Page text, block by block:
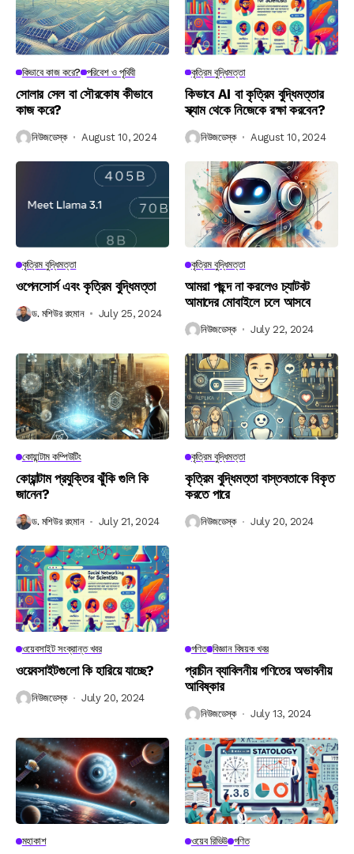
কিভাবে কাজ করে? পরিবেশ ও পৃথিবী
সোলার সেল বা সৌরকোষ কীভাবে
কাজ করে?
নিউজডেস্ক August 10, 2024
কৃত্রিম বুদ্ধিমত্তা
কিভাবে AI বা কৃত্রিম বুদ্ধিমত্তার
স্ক্যাম থেকে নিজেকে রক্ষা করবেন?
নিউজডেস্ক August 10, 2024
কৃত্রিম বুদ্ধিমত্তা
ওপেনসোর্স এবং কৃত্রিম বুদ্ধিমত্তা
ড. মশিউর রহমান July 25, 2024
কৃত্রিম বুদ্ধিমত্তা
আমরা পছন্দ না করলেও চ্যাটবট
আমাদের মোবাইলে চলে আসবে
নিউজডেস্ক July 22, 2024
কোয়ান্টাম কম্পিউটিং
কোয়ান্টাম প্রযুক্তির ঝুঁকি গুলি কি
জানেন?
ড. মশিউর রহমান July 21, 2024
কৃত্রিম বুদ্ধিমত্তা
কৃত্রিম বুদ্ধিমত্তা বাস্তবতাকে বিকৃত
করতে পারে
নিউজডেস্ক July 20, 2024
ওয়েবসাইট সংক্রান্ত খবর
ওয়েবসাইটগুলো কি হারিয়ে যাচ্ছে?
নিউজডেস্ক July 20, 2024
গণিত বিজ্ঞান বিষয়ক খবর
প্রাচীন ব্যাবিলনীয় গণিতের অভাবনীয়
আবিষ্কার
নিউজডেস্ক July 13, 2024
মহাকাশ ওয়েব রিভিউ গণিত